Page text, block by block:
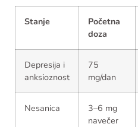
Stanje
Početna
doza
Depresija i
anksioznost
75
mg/dan
Nesanica
3–6 mg
navečer